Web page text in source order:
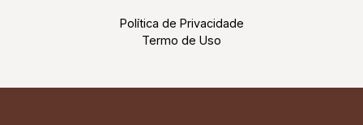
Política de Privacidade
Termo de Uso